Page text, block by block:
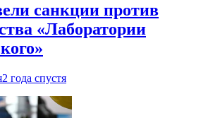
санкции против
«Лаборатории
2 года спустя